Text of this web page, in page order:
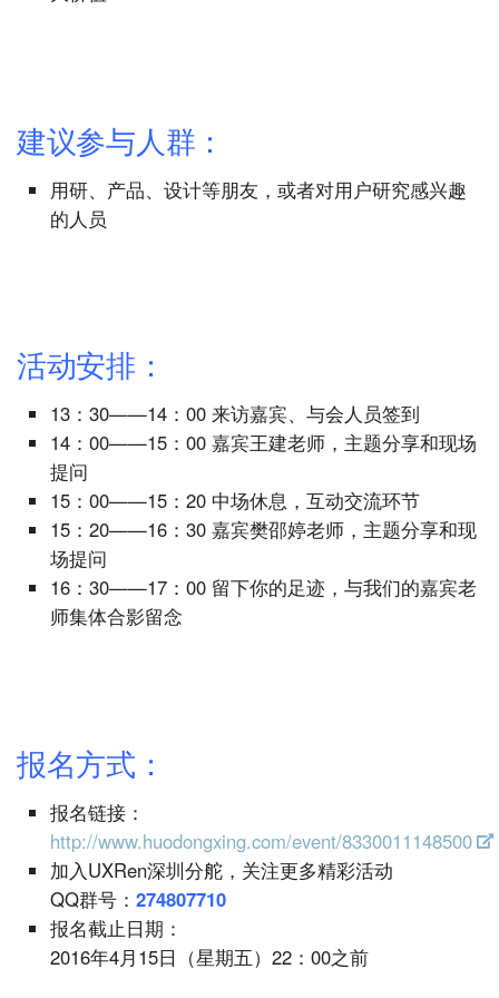
建议参与人群：
用研、产品、设计等朋友，或者对用户研究感兴趣
的人员
活动安排：
13：30——14：00 来访嘉宾、与会人员签到
14：00——15：00 嘉宾王建老师，主题分享和现场
提问
15：00——15：20 中场休息，互动交流环节
15：20——16：30 嘉宾樊邵婷老师，主题分享和现
场提问
16：30——17：00 留下你的足迹，与我们的嘉宾老
师集体合影留念
报名方式：
报名链接：
http://www.huodongxing.com/event/8330011148500
加入UXRen深圳分舵，关注更多精彩活动
QQ群号： 274807710
报名截止日期：
2016年4月15日（星期五）22：00之前